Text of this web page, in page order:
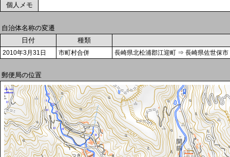
個人メモ
自治体名称の変遷
日付
種類
2010年3月31日 市町村合併 長崎県北松浦郡江迎町 ⇒ 長崎県佐世保市
郵便局の位置